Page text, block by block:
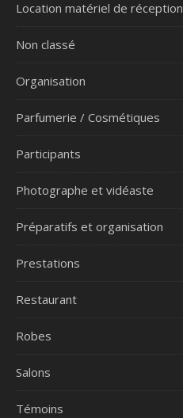
Location matériel de réception
Non classé
Organisation
Parfumerie / Cosmétiques
Participants
Photographe et vidéaste
Préparatifs et organisation
Prestations
Restaurant
Robes
Salons
Témoins